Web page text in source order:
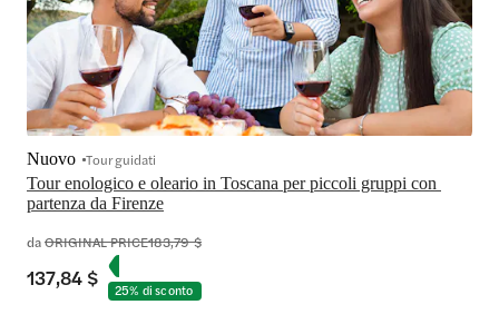
Tour enologico e oleario in Toscana per piccoli gruppi con
partenza da Firenze
Nuovo Tour guidati
daORIGINAL PRICE183,79 $
137,84 $ 25% di sconto